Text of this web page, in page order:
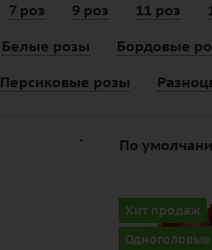
7 роз 9 роз 11 роз
Белые розы Бордовые
Персиковые розы
По
Хит продаж
Одноголовые
Количество
25